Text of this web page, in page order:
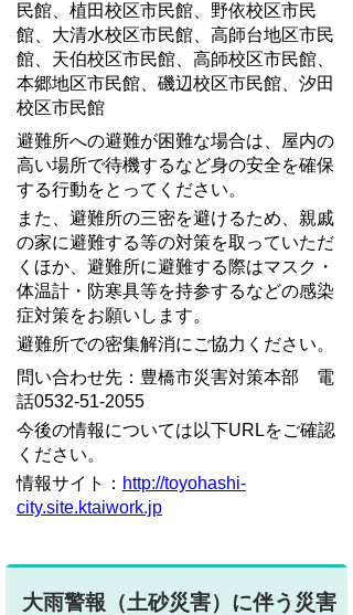
民館、植田校区市民館、野依校区市民
館、大清水校区市民館、高師台地区市民
館、天伯校区市民館、高師校区市民館、
本郷地区市民館、磯辺校区市民館、汐田
校区市民館
避難所への避難が困難な場合は、屋内の
高い場所で待機するなど身の安全を確保
する行動をとってください。
また、避難所の三密を避けるため、親戚
の家に避難する等の対策を取っていただ
くほか、避難所に避難する際はマスク・
体温計・防寒具等を持参するなどの感染
症対策をお願いします。
避難所での密集解消にご協力ください。
問い合わせ先：豊橋市災害対策本部 電
話0532-51-2055
今後の情報については以下URLをご確認
ください。
情報サイト： http://toyohashi-
city.site.ktaiwork.jp
大雨警報（土砂災害）に伴う災害